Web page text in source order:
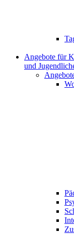
Angebote für
und